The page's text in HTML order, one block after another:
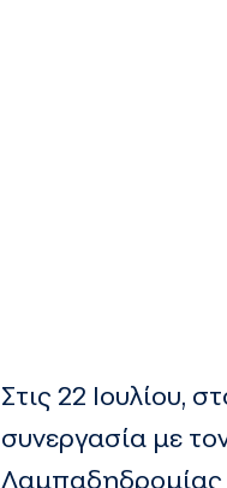
Στις 22 Ιουλίου,
συνεργασία με
Λαμπαδηδρομίας